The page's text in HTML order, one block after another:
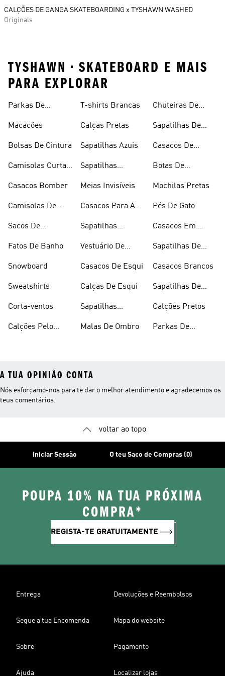
CALÇÕES DE GANGA SKATEBOARDING x TYSHAWN WASHED
Originals
TYSHAWN • SKATEBOARD E MAIS
PARA EXPLORAR
Parkas De
Macacões
Bolsas De Cintura
Camisolas Curtas
Casacos Bomber
Camisolas De
Sacos De
Fatos De Banho
Snowboard
Sweatshirts
Corta-ventos
Calções Pelo
T-shirts Brancas
Calças Pretas
Sapatilhas Azuis
Sapatilhas
Meias Invisíveis
Casacos Para A
Sapatilhas
Vestuário De
Casacos De Esqui
Calças De Esqui
Sapatilhas
Malas De Ombro
Chuteiras De
Sapatilhas De
Casacos De
Botas De
Mochilas Pretas
Pés De Gato
Casacos Em
Sapatilhas De
Casacos Brancos
Sapatilhas De
Calções Pretos
Parkas De
A TUA OPINIÃO CONTA
Nós esforçamo-nos para te dar o melhor atendimento e agradecemos os
teus comentários.
voltar ao topo
Iniciar Sessão O teu Saco de Compras (0)
POUPA 10% NA TUA PRÓXIMA
COMPRA*
REGISTA-TE GRATUITAMENTE
Entrega Devoluções e Reembolsos
Segue a tua Encomenda Mapa do website
Sobre Pagamento
Ajuda Localizar lojas